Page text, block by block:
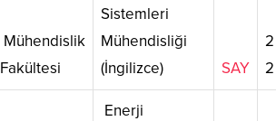
Mühendislik
Fakültesi
Sistemleri
Mühendisliği
(İngilizce)
SAY
2
2
Enerji